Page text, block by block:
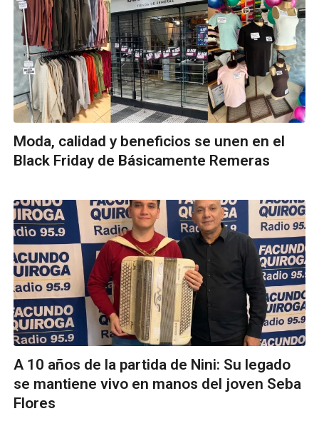
Moda, calidad y beneficios se unen en el
Black Friday de Básicamente Remeras
A 10 años de la partida de Nini: Su legado
se mantiene vivo en manos del joven Seba
Flores